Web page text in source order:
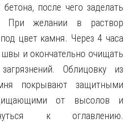
после чего заделать
При желании в раствор
цвет камня. Через 4 часа
и окончательно очищать
Облицовку из
покрывают защитными
от высолов и
к оглавлению.